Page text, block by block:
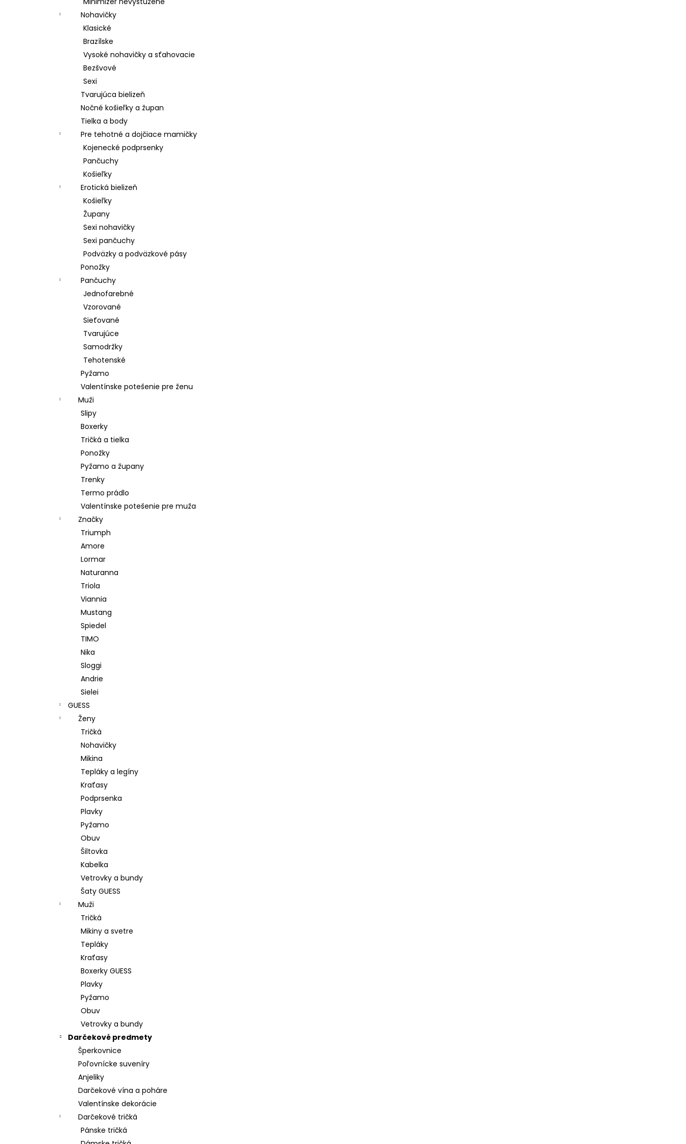
Nohavičky
Klasické
Brazílske
Vysoké nohavičky a sťahovacie
Bezšvové
Sexi
Tvarujúca bielizeň
Nočné košieľky a župan
Tielka a body
Pre tehotné a dojčiace mamičky
Kojenecké podprsenky
Pančuchy
Košieľky
Erotická bielizeň
Košieľky
Župany
Sexi nohavičky
Sexi pančuchy
Podväzky a podväzkové pásy
Ponožky
Pančuchy
Jednofarebné
Vzorované
Sieťované
Tvarujúce
Samodržky
Tehotenské
Pyžamo
Valentínske potešenie pre ženu
Muži
Slipy
Boxerky
Tričká a tielka
Ponožky
Pyžamo a župany
Trenky
Termo prádlo
Valentínske potešenie pre muža
Značky
Triumph
Amore
Lormar
Naturanna
Triola
Viannia
Mustang
Spiedel
TIMO
Nika
Sloggi
Andrie
Sielei
GUESS
Ženy
Tričká
Nohavičky
Mikina
Tepláky a legíny
Kraťasy
Podprsenka
Plavky
Pyžamo
Obuv
Šiltovka
Kabelka
Vetrovky a bundy
Šaty GUESS
Muži
Tričká
Mikiny a svetre
Tepláky
Kraťasy
Boxerky GUESS
Plavky
Pyžamo
Obuv
Vetrovky a bundy
Darčekové predmety
Šperkovnice
Poľovnícke suveníry
Anjeliky
Darčekové vína a poháre
Valentínske dekorácie
Darčekové tričká
Pánske tričká